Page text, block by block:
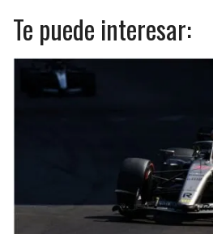
Te puede interesar: